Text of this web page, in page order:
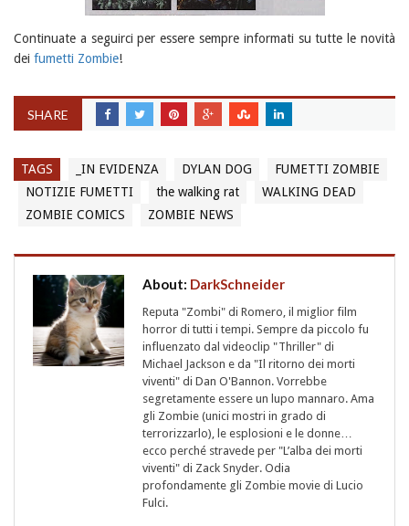
Continuate a seguirci per essere sempre informati su tutte le novità
dei fumetti Zombie!
SHARE
TAGS _IN EVIDENZA DYLAN DOG
FUMETTI ZOMBIE
NOTIZIE FUMETTI
the walking rat
WALKING DEAD
ZOMBIE COMICS
ZOMBIE NEWS
About: DarkSchneider
Reputa "Zombi" di Romero, il miglior film
horror di tutti i tempi. Sempre da piccolo fu
influenzato dal videoclip "Thriller" di
Michael Jackson e da "Il ritorno dei morti
viventi" di Dan O'Bannon. Vorrebbe
segretamente essere un lupo mannaro. Ama
gli Zombie (unici mostri in grado di
terrorizzarlo), le esplosioni e le donne…
ecco perché stravede per "L’alba dei morti
viventi" di Zack Snyder. Odia
profondamente gli Zombie movie di Lucio
Fulci.